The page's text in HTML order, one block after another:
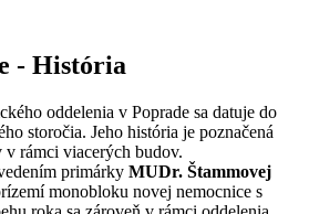
- História
oddelenia v Poprade sa datuje do
storočia. Jeho história je poznačená
rámci viacerých budov.
primárky MUDr. Štammovej
monobloku novej nemocnice s